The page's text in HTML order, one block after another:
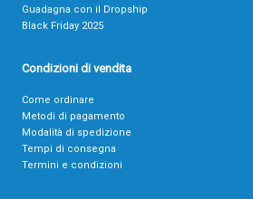
Guadagna con il Dropship
Black Friday 2025
Condizioni di vendita
Come ordinare
Metodi di pagamento
Modalità di spedizione
Tempi di consegna
Termini e condizioni